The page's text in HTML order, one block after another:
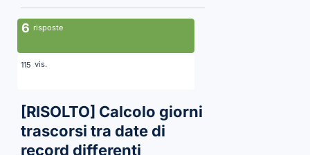
6 risposte
115 vis.
[RISOLTO] Calcolo giorni
trascorsi tra date di
record differenti